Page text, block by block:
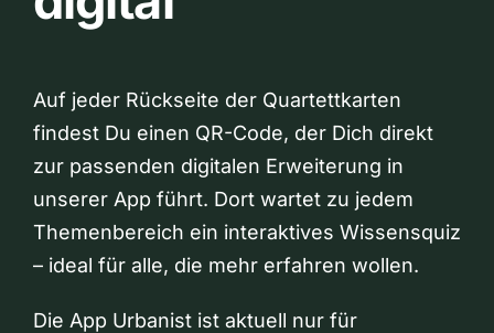
Auf jeder Rückseite der Quartettkarten
findest Du einen QR-Code, der Dich direkt
zur passenden digitalen Erweiterung in
unserer App führt. Dort wartet zu jedem
Themenbereich ein interaktives Wissensquiz
– ideal für alle, die mehr erfahren wollen.
Die App Urbanist ist aktuell nur für